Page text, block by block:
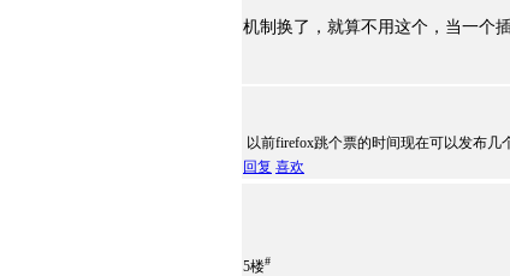
机制换了，就算不用这个，当一个
以前firefox跳个票的时间现在可以发布几
回复 喜欢
5楼#